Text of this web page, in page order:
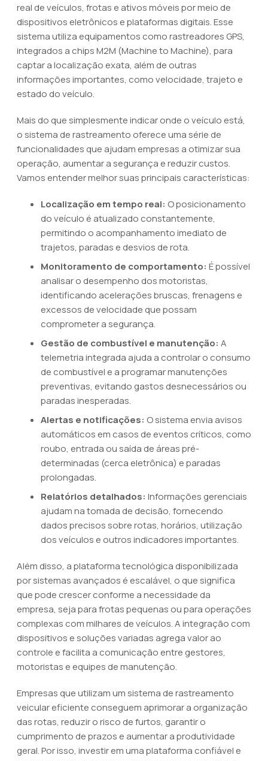
real de veículos, frotas e ativos móveis por meio de
dispositivos eletrônicos e plataformas digitais. Esse
sistema utiliza equipamentos como rastreadores GPS,
integrados a chips M2M (Machine to Machine), para
captar a localização exata, além de outras
informações importantes, como velocidade, trajeto e
estado do veículo.
Mais do que simplesmente indicar onde o veículo está,
o sistema de rastreamento oferece uma série de
funcionalidades que ajudam empresas a otimizar sua
operação, aumentar a segurança e reduzir custos.
Vamos entender melhor suas principais características:
Localização em tempo real: O posicionamento
do veículo é atualizado constantemente,
permitindo o acompanhamento imediato de
trajetos, paradas e desvios de rota.
Monitoramento de comportamento: É possível
analisar o desempenho dos motoristas,
identificando acelerações bruscas, frenagens e
excessos de velocidade que possam
comprometer a segurança.
Gestão de combustível e manutenção: A
telemetria integrada ajuda a controlar o consumo
de combustível e a programar manutenções
preventivas, evitando gastos desnecessários ou
paradas inesperadas.
Alertas e notificações: O sistema envia avisos
automáticos em casos de eventos críticos, como
roubo, entrada ou saída de áreas pré-
determinadas (cerca eletrônica) e paradas
prolongadas.
Relatórios detalhados: Informações gerenciais
ajudam na tomada de decisão, fornecendo
dados precisos sobre rotas, horários, utilização
dos veículos e outros indicadores importantes.
Além disso, a plataforma tecnológica disponibilizada
por sistemas avançados é escalável, o que significa
que pode crescer conforme a necessidade da
empresa, seja para frotas pequenas ou para operações
complexas com milhares de veículos. A integração com
dispositivos e soluções variadas agrega valor ao
controle e facilita a comunicação entre gestores,
motoristas e equipes de manutenção.
Empresas que utilizam um sistema de rastreamento
veicular eficiente conseguem aprimorar a organização
das rotas, reduzir o risco de furtos, garantir o
cumprimento de prazos e aumentar a produtividade
geral. Por isso, investir em uma plataforma confiável e